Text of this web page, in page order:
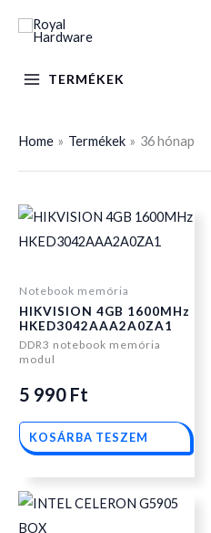
TERMÉKEK
Home Termékek 36 hónap
Notebook memória
HIKVISION 4GB 1600MHz
HKED3042AAA2A0ZA1
DDR3 notebook memória
modul
5 990 Ft
KOSÁRBA TESZEM